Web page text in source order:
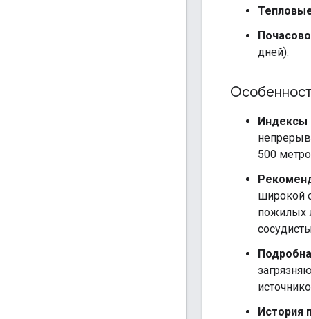
дней).
Индексы
500
широкой
пожилых
История